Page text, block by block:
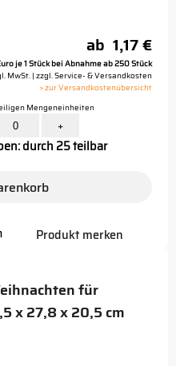
für
x 27,8 x 20,5 cm
ab 1,17 €
je 1 Stück bei Abnahme ab 250 Stück
MwSt. | zzgl. Service- & Versandkosten
> zur Versandkostenübersicht
Mengeneinheiten
+
durch 25 teilbar
Platzhalter
Produkt merken